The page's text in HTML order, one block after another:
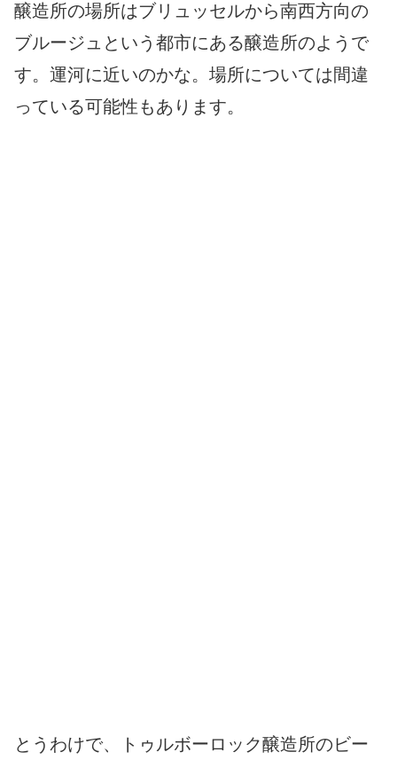
醸造所の場所はブリュッセルから南西方向の
ブルージュという都市にある醸造所のようで
す。運河に近いのかな。場所については間違
っている可能性もあります。
とうわけで、トゥルボーロック醸造所のビー